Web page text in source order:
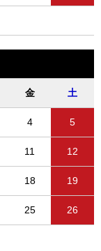
金 土
4 5
11 12
18 19
25 26